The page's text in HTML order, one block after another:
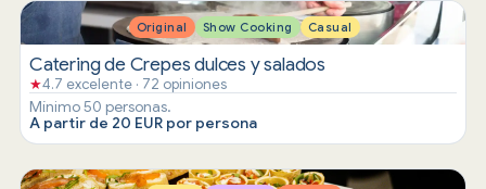
Original Show Cooking Casual
Catering de Crepes dulces y salados
★4.7 excelente · 72 opiniones
Mínimo 50 personas.
A partir de 20 EUR por persona